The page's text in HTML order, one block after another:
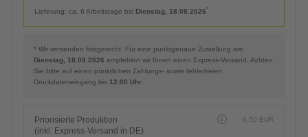
Lieferung: ca. 6 Arbeitstage bis Dienstag, 18.08.2026*
* Wir versenden fristgerecht. Für eine punktgenaue Zustellung am
Dienstag, 18.08.2026 empfehlen wir Ihnen einen Express-Versand. Achten
Sie bitte auf einen pünktlichen Zahlungs- sowie fehlerfreien
Druckdateneingang bis 12:00 Uhr
Priorisierte Produktion
(inkl. Express-Versand in DE)
6,50 EUR